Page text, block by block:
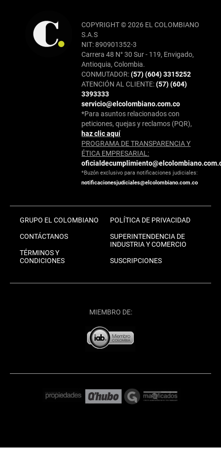
COPYRIGHT © 2026 EL COLOMBIANO
S.A.S
NIT: 890901352-3
Carrera 48 N° 30 Sur - 119, Envigado,
Antioquia, Colombia.
CONMUTADOR:(57) (604) 3315252
ATENCIÓN AL CLIENTE:(57) (604)
3393333
servicio@elcolombiano.com.co
*Para asuntos relacionados con
peticiones, quejas y reclamos (PQR),
haz clic aquí
PROGRAMA DE TRANSPARENCIA Y
ÉTICA EMPRESARIAL:
*Buzón exclusivo para notificaciones judiciales:
notificacionesjudiciales@elcolombiano.com.co
GRUPO EL COLOMBIANO
CONTÁCTANOS
TÉRMINOS Y
CONDICIONES
POLÍTICA DE PRIVACIDAD
SUPERINTENDENCIA DE
INDUSTRIA Y COMERCIO
SUSCRIPCIONES
MIEMBRO DE: